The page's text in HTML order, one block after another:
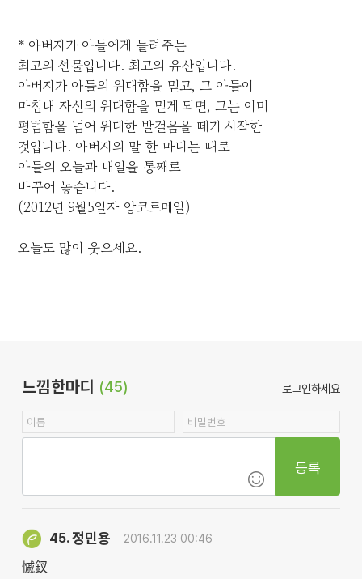
* 아버지가 아들에게 들려주는
최고의 선물입니다. 최고의 유산입니다.
아버지가 아들의 위대함을 믿고, 그 아들이
마침내 자신의 위대함을 믿게 되면, 그는 이미
평범함을 넘어 위대한 발걸음을 떼기 시작한
것입니다. 아버지의 말 한 마디는 때로
아들의 오늘과 내일을 통째로
바꾸어 놓습니다.
(2012년 9월5일자 앙코르메일)
오늘도 많이 웃으세요.
느낌한마디 (45) 로그인하세요
등록
45.정민용 2016.11.23 00:46
慽釵